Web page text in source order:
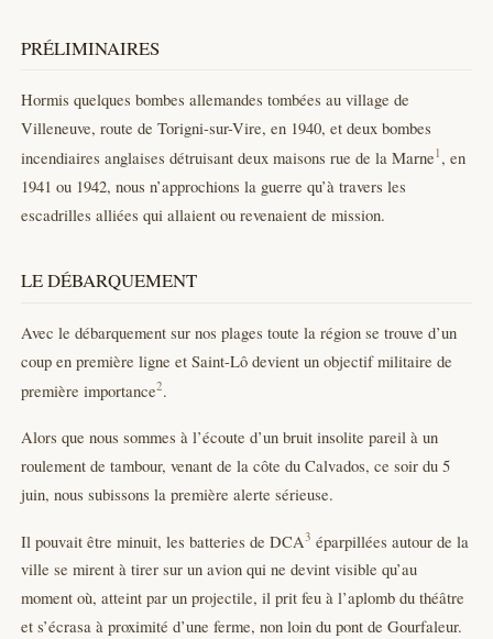
PRÉLIMINAIRES
Hormis quelques bombes allemandes tombées au village de
Villeneuve, route de Torigni-sur-Vire, en 1940, et deux bombes
incendiaires anglaises détruisant deux maisons rue de la Marne1 , en
1941 ou 1942, nous n’approchions la guerre qu’à travers les
escadrilles alliées qui allaient ou revenaient de mission.
LE DÉBARQUEMENT
Avec le débarquement sur nos plages toute la région se trouve d’un
coup en première ligne et Saint-Lô devient un objectif militaire de
première importance2.
Alors que nous sommes à l’écoute d’un bruit insolite pareil à un
roulement de tambour, venant de la côte du Calvados, ce soir du 5
juin, nous subissons la première alerte sérieuse.
Il pouvait être minuit, les batteries de DCA3 éparpillées autour de la
ville se mirent à tirer sur un avion qui ne devint visible qu’au
moment où, atteint par un projectile, il prit feu à l’aplomb du théâtre
et s’écrasa à proximité d’une ferme, non loin du pont de Gourfaleur.